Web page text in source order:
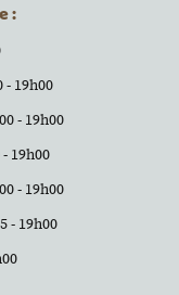
:
- 19h00
- 19h00
19h00
- 19h00
- 19h00